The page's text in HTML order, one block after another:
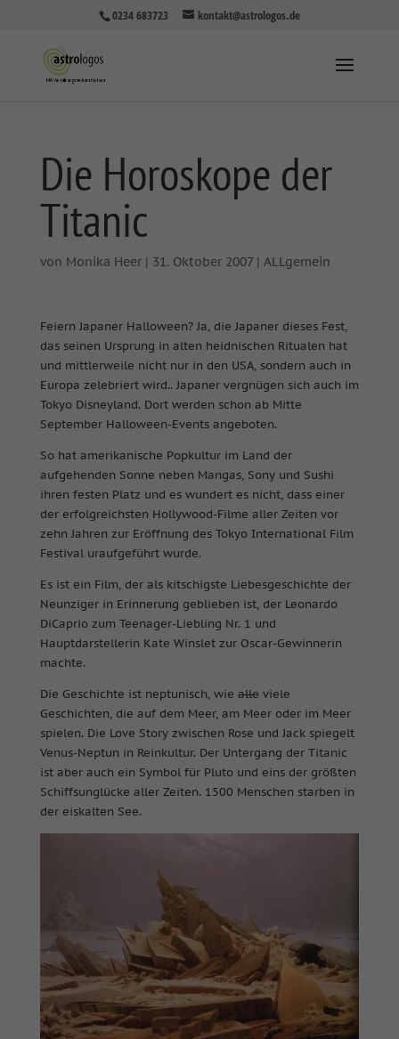
0234 683723 kontakt@astrologos.de
Die Horoskope der
Titanic
von Monika Heer| 31. Oktober 2007| ALLgemein
Feiern Japaner Halloween? Ja, die Japaner dieses Fest,
das seinen Ursprung in alten heidnischen Ritualen hat
und mittlerweile nicht nur in den USA, sondern auch in
Europa zelebriert wird.. Japaner vergnügen sich auch im
Tokyo Disneyland. Dort werden schon ab Mitte
September Halloween-Events angeboten.
So hat amerikanische Popkultur im Land der
aufgehenden Sonne neben Mangas, Sony und Sushi
ihren festen Platz und es wundert es nicht, dass einer
der erfolgreichsten Hollywood-Filme aller Zeiten vor
zehn Jahren zur Eröffnung des Tokyo International Film
Festival uraufgeführt wurde.
Es ist ein Film, der als kitschigste Liebesgeschichte der
Neunziger in Erinnerung geblieben ist, der Leonardo
DiCaprio zum Teenager-Liebling Nr. 1 und
Hauptdarstellerin Kate Winslet zur Oscar-Gewinnerin
machte.
Die Geschichte ist neptunisch, wie alleviele
Geschichten, die auf dem Meer, am Meer oder im Meer
spielen. Die Love Story zwischen Rose und Jack spiegelt
Venus-Neptun in Reinkultur. Der Untergang der Titanic
ist aber auch ein Symbol für Pluto und eins der größten
Schiffsunglücke aller Zeiten. 1500 Menschen starben in
der eiskalten See.